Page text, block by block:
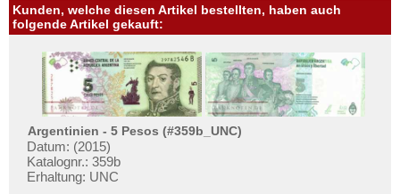
Katar
Katar und Dubai
Kirgisistan
Korea (alt)
Kuwait
Laos
Libanon
Informationen
Preislisten
Ankauf
Erhaltungsgrade
Gratisbanknoten
FAQ
Kunden, welche diesen Artikel bestellten, haben auch
folgende Artikel gekauft:
Argentinien - 5 Pesos (#359b_UNC)
Datum: (2015)
Katalognr.: 359b
Erhaltung: UNC